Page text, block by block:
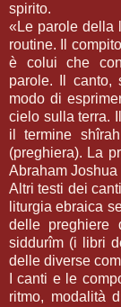
spirito.
«Le parole della
routine. Il
è colui che
parole. Il canto,
modo di
cielo sulla terra.
il termine
(preghiera). La
Abraham
Altri testi dei
liturgia ebraica
delle preghiere
siddurîm (i libri
delle diverse
I canti e le
ritmo, modalità